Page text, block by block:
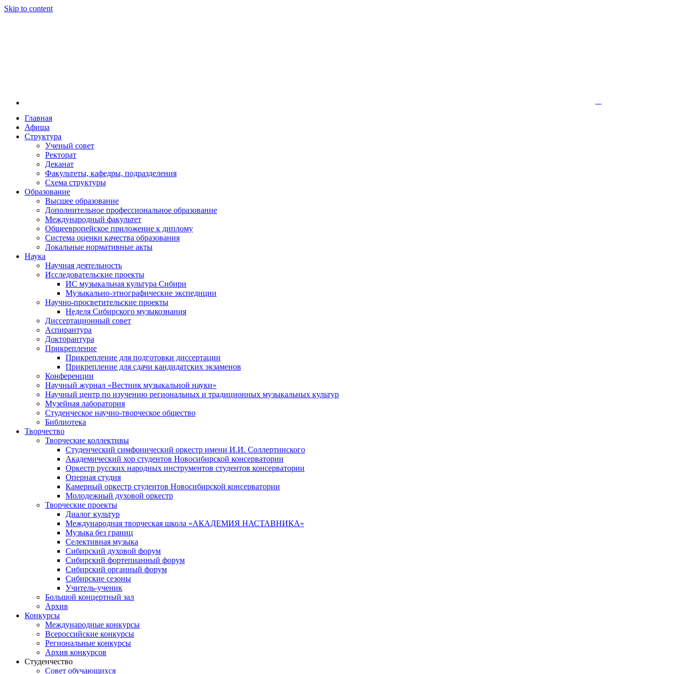
Skip to content
Новосибирская государственная консерватория имени М. И. Глинки
Новосибирская государственная консерватория имени М. И. Глинки — высшее музыкальное учебное заведение в Новосибирске. Основанная в 1956
году распоряжением совмина РСФСР и указом министерства культуры РСФСР, консерватория стала первым музыкальным высшим учебным
заведением в Сибири[2] и до сих пор остаётся единственным за пределами европейской части России[3]. С 1957 года она носит имя Михаила Ивановича
Глинки.
Главная
Афиша
Структура
Ученый совет
Ректорат
Деканат
Факультеты, кафедры, подразделения
Схема структуры
Образование
Высшее образование
Дополнительное профессиональное образование
Международный факультет
Общеевропейское приложение к диплому
Система оценки качества образования
Локальные нормативные акты
Наука
Научная деятельность
Исследовательские проекты
ИС музыкальная культура Сибири
Музыкально-этнографические экспедиции
Научно-просветительские проекты
Неделя Сибирского музыкознания
Диссертационный совет
Аспирантура
Докторантура
Прикрепление
Прикрепление для подготовки диссертации
Прикрепление для сдачи кандидатских экзаменов
Конференции
Научный журнал «Вестник музыкальной науки»
Научный центр по изучению региональных и традиционных музыкальных культур
Музейная лаборатория
Студенческое научно-творческое общество
Библиотека
Творчество
Творческие коллективы
Студенческий симфонический оркестр имени И.И. Соллертинского
Академический хор студентов Новосибирской консерватории
Оркестр русских народных инструментов студентов консерватории
Оперная студия
Камерный оркестр студентов Новосибирской консерватории
Молодежный духовой оркестр
Творческие проекты
Диалог культур
Международная творческая школа «АКАДЕМИЯ НАСТАВНИКА»
Музыка без границ
Селективная музыка
Сибирский духовой форум
Сибирский фортепианный форум
Сибирский органный форум
Сибирские сезоны
Учитель-ученик
Большой концертный зал
Архив
Конкурсы
Международные конкурсы
Всероссийские конкурсы
Региональные конкурсы
Архив конкурсов
Студенчество
Совет обучающихся